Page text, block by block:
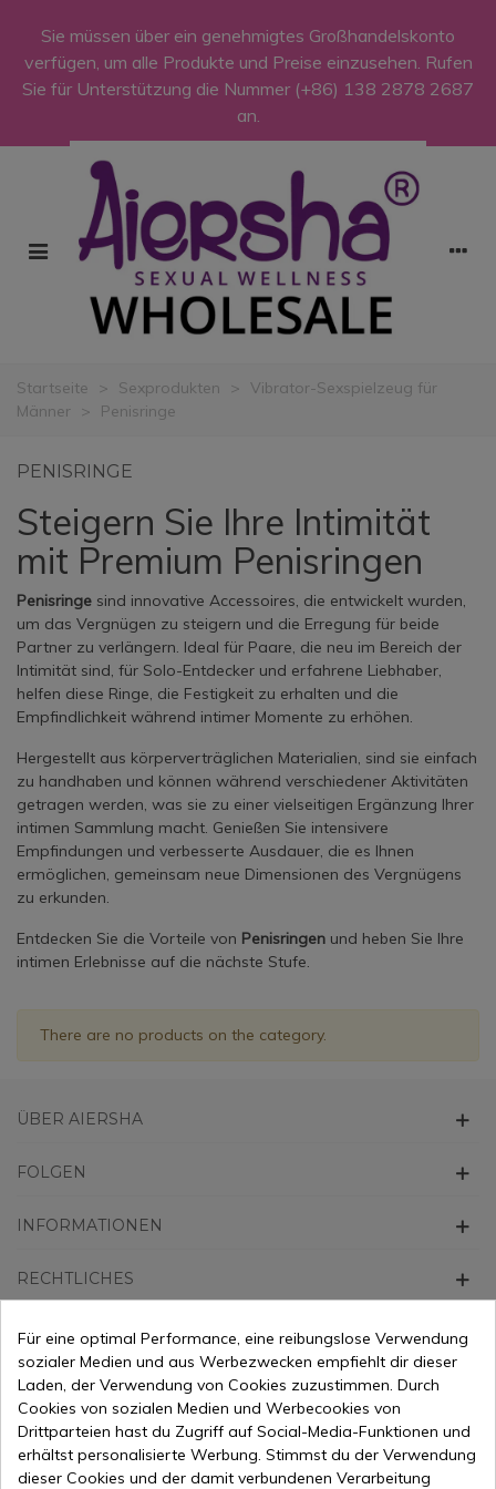
Sie müssen über ein genehmigtes Großhandelskonto
verfügen, um alle Produkte und Preise einzusehen. Rufen
Sie für Unterstützung die Nummer (+86) 138 2878 2687
an.
Startseite > Sexprodukten > Vibrator-Sexspielzeug für
Männer
> Penisringe
PENISRINGE
Steigern Sie Ihre Intimität
mit Premium Penisringen
Penisringe sind innovative Accessoires, die entwickelt wurden,
um das Vergnügen zu steigern und die Erregung für beide
Partner zu verlängern. Ideal für Paare, die neu im Bereich der
Intimität sind, für Solo-Entdecker und erfahrene Liebhaber,
helfen diese Ringe, die Festigkeit zu erhalten und die
Empfindlichkeit während intimer Momente zu erhöhen.
Hergestellt aus körperverträglichen Materialien, sind sie einfach
zu handhaben und können während verschiedener Aktivitäten
getragen werden, was sie zu einer vielseitigen Ergänzung Ihrer
intimen Sammlung macht. Genießen Sie intensivere
Empfindungen und verbesserte Ausdauer, die es Ihnen
ermöglichen, gemeinsam neue Dimensionen des Vergnügens
zu erkunden.
Entdecken Sie die Vorteile von Penisringen und heben Sie Ihre
intimen Erlebnisse auf die nächste Stufe.
There are no products on the category.
ÜBER AIERSHA
FOLGEN
INFORMATIONEN
RECHTLICHES
KONTAKT
Alle Preise verstehen sich inklusive Mehrwertsteuer und
Für eine optimal Performance, eine reibungslose Verwendung
sozialer Medien und aus Werbezwecken empfiehlt dir dieser
Laden, der Verwendung von Cookies zuzustimmen. Durch
Cookies von sozialen Medien und Werbecookies von
Drittparteien hast du Zugriff auf Social-Media-Funktionen und
erhältst personalisierte Werbung. Stimmst du der Verwendung
dieser Cookies und der damit verbundenen Verarbeitung